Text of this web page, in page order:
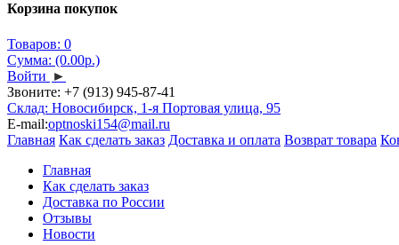
Корзина покупок
Товаров: 0
Сумма: (0.00р.)
Войти ►
Звоните: +7 (913) 945-87-41
Склад: Новосибирск, 1-я Портовая улица, 95
E-mail:optnoski154@mail.ru
Главная Как сделать заказ Доставка и оплата Возврат товара
Главная
Как сделать заказ
Доставка по России
Отзывы
Новости